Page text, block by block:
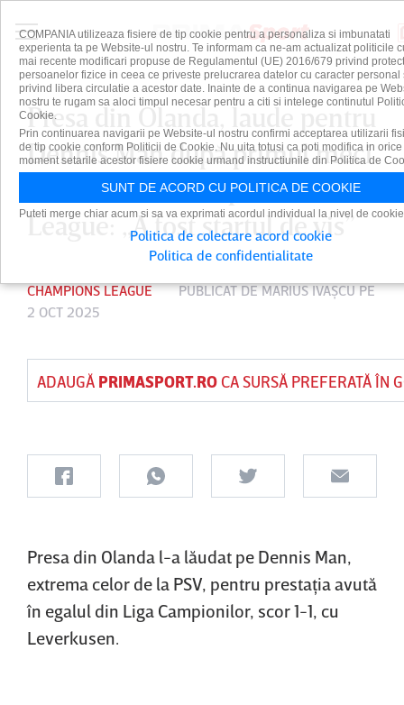
Presa din Olanda, laude pentru
Dennis Man după primul meci
ca titular în Champions
League: „A fost startul de vis”
CHAMPIONS LEAGUE PUBLICAT DEMARIUS IVAŞCUPE
2 OCT 2025
ADAUGĂ PRIMASPORT.ROCA SURSĂ PREFERATĂ ÎN
Presa din Olanda l-a lăudat pe Dennis Man,
extrema celor de la PSV, pentru prestaţia avută
în egalul din Liga Campionilor, scor 1-1, cu
Leverkusen.
COMPANIA utilizeaza fisiere de tip cookie pentru a personaliza si imbunatati
experienta ta pe Website-ul nostru. Te informam ca ne-am actualizat politicile
mai recente modificari propuse de Regulamentul (UE) 2016/679 privind
persoanelor fizice in ceea ce priveste prelucrarea datelor cu caracter personal
privind libera circulatie a acestor date. Inainte de a continua navigarea pe
nostru te rugam sa aloci timpul necesar pentru a citi si intelege continutul
Cookie.
Prin continuarea navigarii pe Website-ul nostru confirmi acceptarea utilizarii
de tip cookie conform Politicii de Cookie. Nu uita totusi ca poti modifica in orice
moment setarile acestor fisiere cookie urmand instructiunile din Politica de
SUNT DE ACORD CU POLITICA DE COOKIE
Puteti merge chiar acum si sa va exprimati acordul individual la nivel de
Politica de colectare acord cookie
Politica de confidentialitate